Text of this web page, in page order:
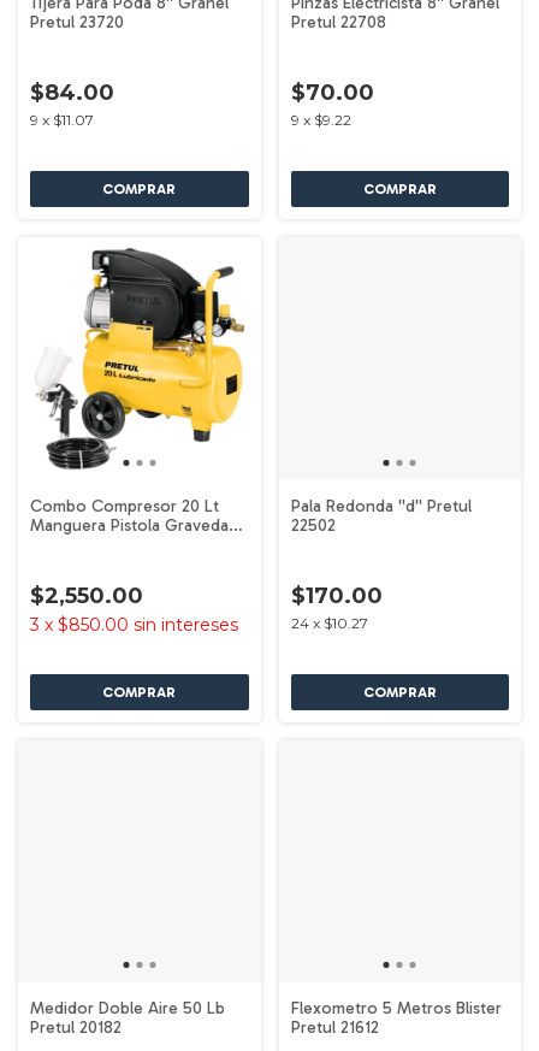
Pretul 23720
$84.00
9 x $11.07
Pretul 22708
$70.00
9 x $9.22
Combo Compresor 20 Lt
Manguera Pistola Gravedad
$2,550.00
3 x $850.00 sin intereses
Pala Redonda ''d'' Pretul
22502
$170.00
24 x $10.27
Medidor Doble Aire 50 Lb
Pretul 20182
Flexometro 5 Metros Blister
Pretul 21612